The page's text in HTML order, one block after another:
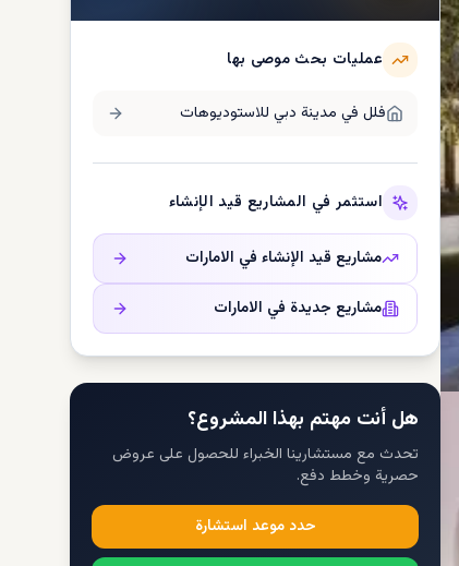
عمليات بحث موصى بها
فلل في مدينة دبي للاستوديوهات
استثمر في المشاريع قيد الإنشاء
مشاريع قيد الإنشاء في الامارات
مشاريع جديدة في الامارات
هل أنت مهتم بهذا المشروع؟
تحدث مع مستشارينا الخبراء للحصول على عروض
حصرية وخطط دفع.
حدد موعد استشارة